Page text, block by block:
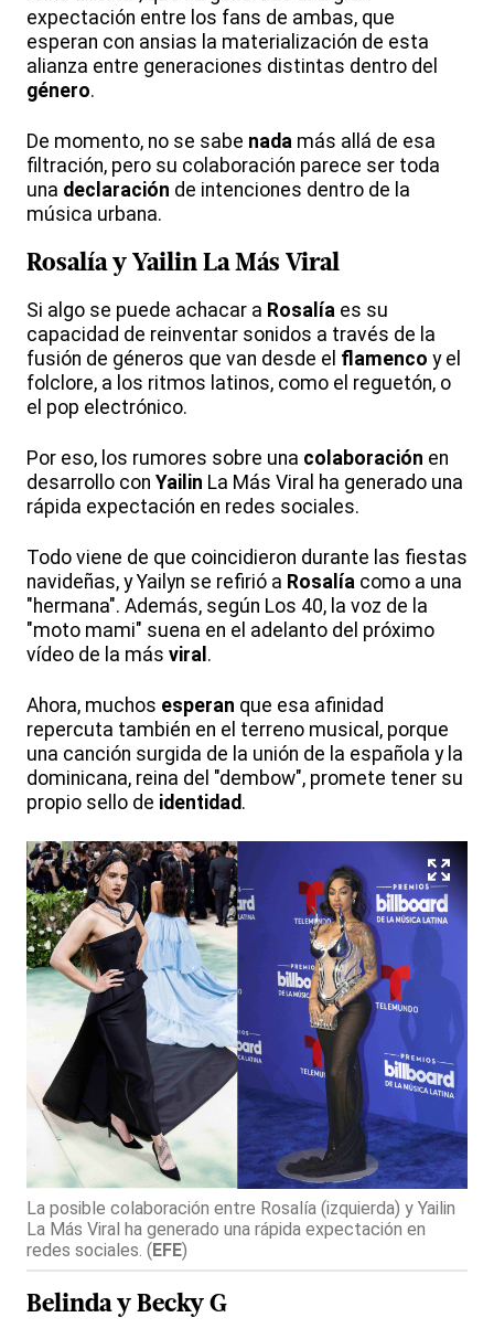
expectación entre los fans de ambas, que
esperan con ansias la materialización de esta
alianza entre generaciones distintas dentro del
género.
De momento, no se sabe nada más allá de esa
filtración, pero su colaboración parece ser toda
una declaración de intenciones dentro de la
música urbana.
Rosalíay Yailin La Más Viral
Si algo se puede achacar a Rosalía es su
capacidad de reinventar sonidos a través de la
fusión de géneros que van desde el flamenco y el
folclore, a los ritmos latinos, como el reguetón, o
el pop electrónico.
Por eso, los rumores sobre una colaboración en
desarrollo con Yailin La Más Viral ha generado una
rápida expectación en redes sociales.
Todo viene de que coincidieron durante las fiestas
navideñas, y Yailyn se refirió a Rosalía como a una
"hermana". Además, según Los 40, la voz de la
"moto mami" suena en el adelanto del próximo
vídeo de la más viral .
Ahora, muchos esperan que esa afinidad
repercuta también en el terreno musical, porque
una canción surgida de la unión de la española y la
dominicana, reina del "dembow", promete tener su
propio sello de identidad.
La posible colaboración entre Rosalía (izquierda) y Yailin
La Más Viral ha generado una rápida expectación en
redes sociales. (EFE)
Belinday Becky G